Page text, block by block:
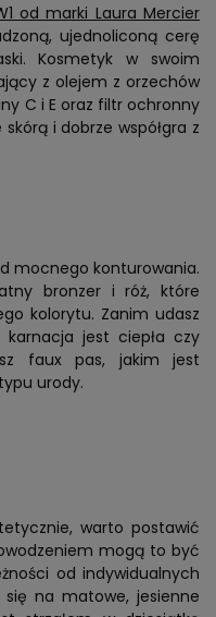
od marki Laura Mercier
ujednoliconą cerę
Kosmetyk w swoim
z olejem z orzechów
C i E oraz filtr ochronny
i dobrze współgra z
mocnego konturowania.
bronzer i róż, które
kolorytu. Zanim udasz
jest ciepła czy
faux pas, jakim jest
urody.
warto postawić
mogą to być
od indywidualnych
na matowe, jesienne